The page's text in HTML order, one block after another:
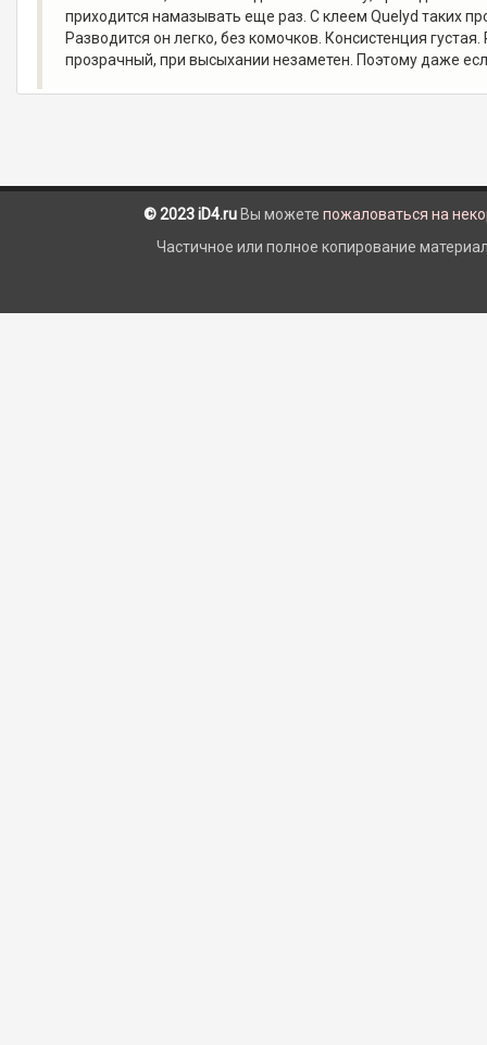
приходится намазывать еще раз. С клеем Quelyd таких
Разводится он легко, без комочков. Консистенция
прозрачный, при высыхании незаметен. Поэтому даже
© 2023 iD4.ru Вы можете пожаловаться на
Частичное или полное копирование